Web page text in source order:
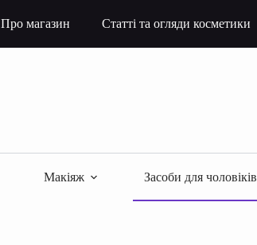
Про магазин Статті та огляди косметики
Макіяж Засоби для чоловіків